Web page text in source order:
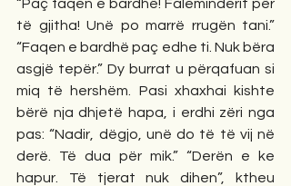
“Paç faqen e bardhë! Faleminderit për
të gjitha! Unë po marrë rrugën tani.”
“Faqen e bardhë paç edhe ti. Nuk bëra
asgjë tepër.” Dy burrat u përqafuan si
miq të hershëm. Pasi xhaxhai kishte
bërë nja dhjetë hapa, i erdhi zëri nga
pas: “Nadir, dëgjo, unë do të të vij në
derë. Të dua për mik.” “Derën e ke
hapur. Të tjerat nuk dihen”, ktheu